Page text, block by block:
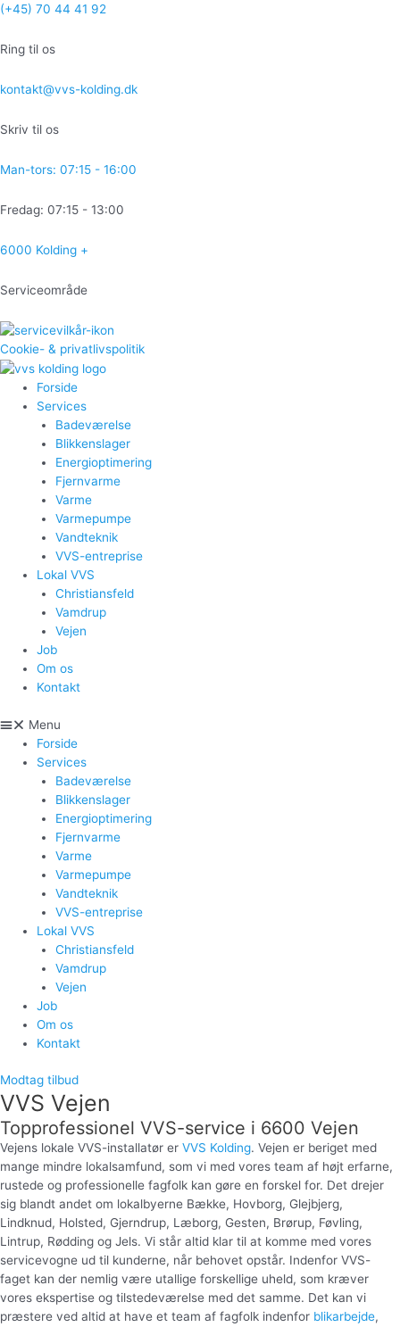
Gå
indholdet
(+45) 70 44 41 92
Ring til os
kontakt@vvs-kolding.dk
Skriv til os
Man-tors: 07:15 - 16:00
Fredag: 07:15 - 13:00
6000 Kolding +
Serviceområde
Cookie- & privatlivspolitik
Forside
Services
Badeværelse
Blikkenslager
Energioptimering
Fjernvarme
Varme
Varmepumpe
Vandteknik
VVS-entreprise
Lokal VVS
Christiansfeld
Vamdrup
Vejen
Job
Om os
Kontakt
Menu
Forside
Services
Badeværelse
Blikkenslager
Energioptimering
Fjernvarme
Varme
Varmepumpe
Vandteknik
VVS-entreprise
Lokal VVS
Christiansfeld
Vamdrup
Vejen
Job
Om os
Kontakt
Modtag tilbud
VVS Vejen
Topprofessionel VVS-service i 6600 Vejen
Vejens lokale VVS-installatør er VVS Kolding. Vejen er beriget med
mange mindre lokalsamfund, som vi med vores team af højt erfarne,
rustede og professionelle fagfolk kan gøre en forskel for. Det drejer
sig blandt andet om lokalbyerne Bække, Hovborg, Glejbjerg,
Lindknud, Holsted, Gjerndrup, Læborg, Gesten, Brørup, Føvling,
Lintrup, Rødding og Jels. Vi står altid klar til at komme med vores
servicevogne ud til kunderne, når behovet opstår. Indenfor VVS-
faget kan der nemlig være utallige forskellige uheld, som kræver
vores ekspertise og tilstedeværelse med det samme. Det kan vi
præstere ved altid at have et team af fagfolk indenfor blikarbejde,